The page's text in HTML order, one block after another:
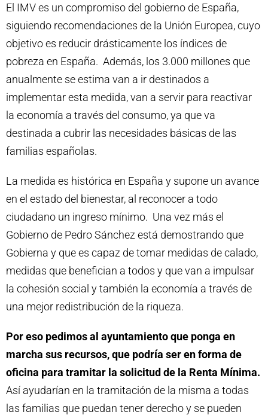
El IMV es un compromiso del gobierno de España,
siguiendo recomendaciones de la Unión Europea, cuyo
objetivo es reducir drásticamente los índices de
pobreza en España. Además, los 3.000 millones que
anualmente se estima van a ir destinados a
implementar esta medida, van a servir para reactivar
la economía a través del consumo, ya que va
destinada a cubrir las necesidades básicas de las
familias españolas.
La medida es histórica en España y supone un avance
en el estado del bienestar, al reconocer a todo
ciudadano un ingreso mínimo. Una vez más el
Gobierno de Pedro Sánchez está demostrando que
Gobierna y que es capaz de tomar medidas de calado,
medidas que benefician a todos y que van a impulsar
la cohesión social y también la economía a través de
una mejor redistribución de la riqueza.
Por eso pedimos al ayuntamiento que ponga en
marcha sus recursos, que podría ser en forma de
oficina para tramitar la solicitud de la Renta Mínima.
Así ayudarían en la tramitación de la misma a todas
las familias que puedan tener derecho y se pueden